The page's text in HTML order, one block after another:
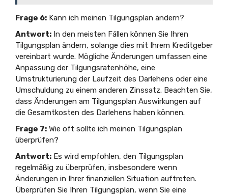
Frage 6: Kann ich meinen Tilgungsplan ändern?
Antwort: In den meisten Fällen können Sie Ihren
Tilgungsplan ändern, solange dies mit Ihrem Kreditgeber
vereinbart wurde. Mögliche Änderungen umfassen eine
Anpassung der Tilgungsratenhöhe, eine
Umstrukturierung der Laufzeit des Darlehens oder eine
Umschuldung zu einem anderen Zinssatz. Beachten Sie,
dass Änderungen am Tilgungsplan Auswirkungen auf
die Gesamtkosten des Darlehens haben können.
Frage 7: Wie oft sollte ich meinen Tilgungsplan
überprüfen?
Antwort: Es wird empfohlen, den Tilgungsplan
regelmäßig zu überprüfen, insbesondere wenn
Änderungen in Ihrer finanziellen Situation auftreten.
Überprüfen Sie Ihren Tilgungsplan, wenn Sie eine